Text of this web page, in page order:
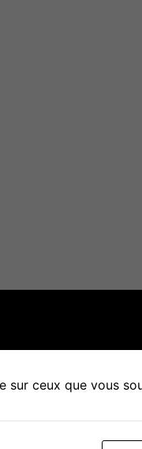
n’importe quel
naturels,
sur ceux que vous